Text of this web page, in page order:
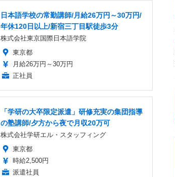
日本語学校の常勤講師/月給26万円～30万円/
年休120日以上/新宿三丁目駅徒歩3分
株式会社東京国際日本語学院
東京都
月給26万円～30万円
正社員
「学研の大卒限定派遣」研修充実の集団指導
の塾講師/夕方から夜で月収20万可
株式会社学研エル・スタッフィング
東京都
時給2,500円
派遣社員